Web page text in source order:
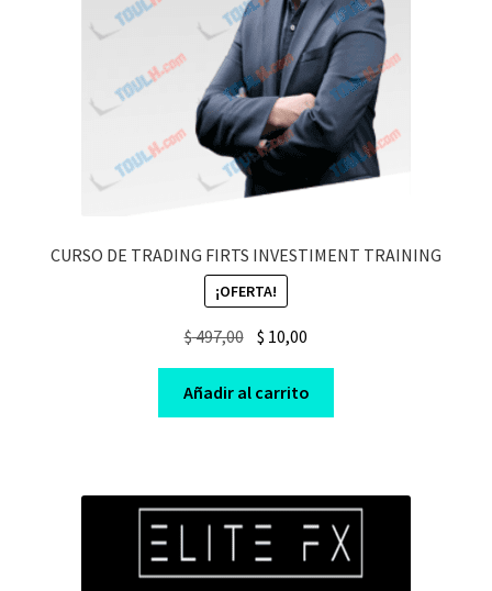
CURSO DE TRADING FIRTS INVESTIMENT TRAINING
¡OFERTA!
$497,00 Original
price
was:
$ 497,00.
$ 10,00
price
is:
$ 10,00.
Añadir al carrito